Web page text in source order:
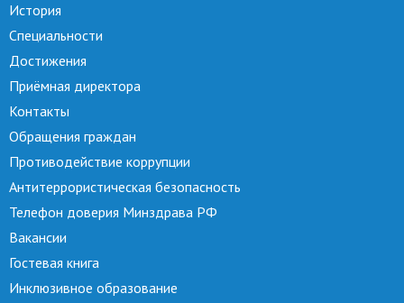
История
Специальности
Достижения
Приёмная директора
Контакты
Обращения граждан
Противодействие коррупции
Антитеррористическая безопасность
Телефон доверия Минздрава РФ
Вакансии
Гостевая книга
Инклюзивное образование